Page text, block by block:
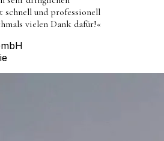
schnell und professionell
vielen Dank dafür!«